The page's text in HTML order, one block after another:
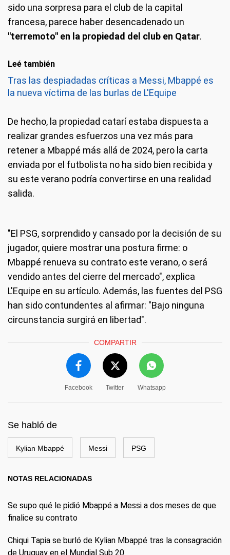
sido una sorpresa para el club de la capital
francesa, parece haber desencadenado un
"terremoto" en la propiedad del club en Qatar.
Leé también
Tras las despiadadas críticas a Messi, Mbappé es
la nueva víctima de las burlas de L'Equipe
De hecho, la propiedad catarí estaba dispuesta a
realizar grandes esfuerzos una vez más para
retener a Mbappé más allá de 2024, pero la carta
enviada por el futbolista no ha sido bien recibida y
su este verano podría convertirse en una realidad
salida.
"El PSG, sorprendido y cansado por la decisión de su
jugador, quiere mostrar una postura firme: o
Mbappé renueva su contrato este verano, o será
vendido antes del cierre del mercado", explica
L'Equipe en su artículo. Además, las fuentes del PSG
han sido contundentes al afirmar: "Bajo ninguna
circunstancia surgirá en libertad".
COMPARTIR
Facebook Twitter Whatsapp
Se habló de
Kylian Mbappé Messi PSG
NOTAS RELACIONADAS
Se supo qué le pidió Mbappé a Messi a dos meses de que
finalice su contrato
Chiqui Tapia se burló de Kylian Mbappé tras la consagración
de Uruguay en el Mundial Sub 20